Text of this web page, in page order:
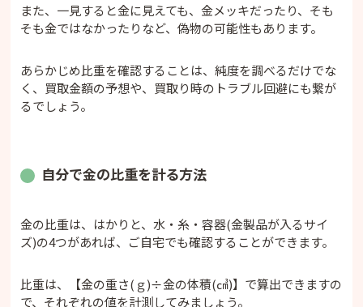
また、一見すると金に見えても、金メッキだったり、そも
そも金ではなかったりなど、偽物の可能性もあります。
あらかじめ比重を確認することは、純度を調べるだけでな
く、買取金額の予想や、買取り時のトラブル回避にも繋が
るでしょう。
自分で金の比重を計る方法
金の比重は、はかりと、水・糸・容器(金製品が入るサイ
ズ)の4つがあれば、ご自宅でも確認することができます。
比重は、【金の重さ(ｇ)÷金の体積(㎤)】で算出できますの
で、それぞれの値を計測してみましょう。